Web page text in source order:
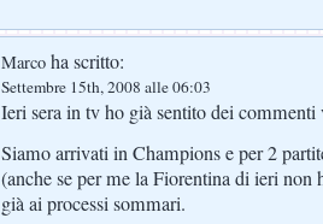
Marco ha scritto:
Settembre 15th, 2008 alle 06:03
Ieri sera in tv ho già sentito dei
Siamo arrivati in Champions e per 2
(anche se per me la Fiorentina di ieri non
già ai processi sommari.